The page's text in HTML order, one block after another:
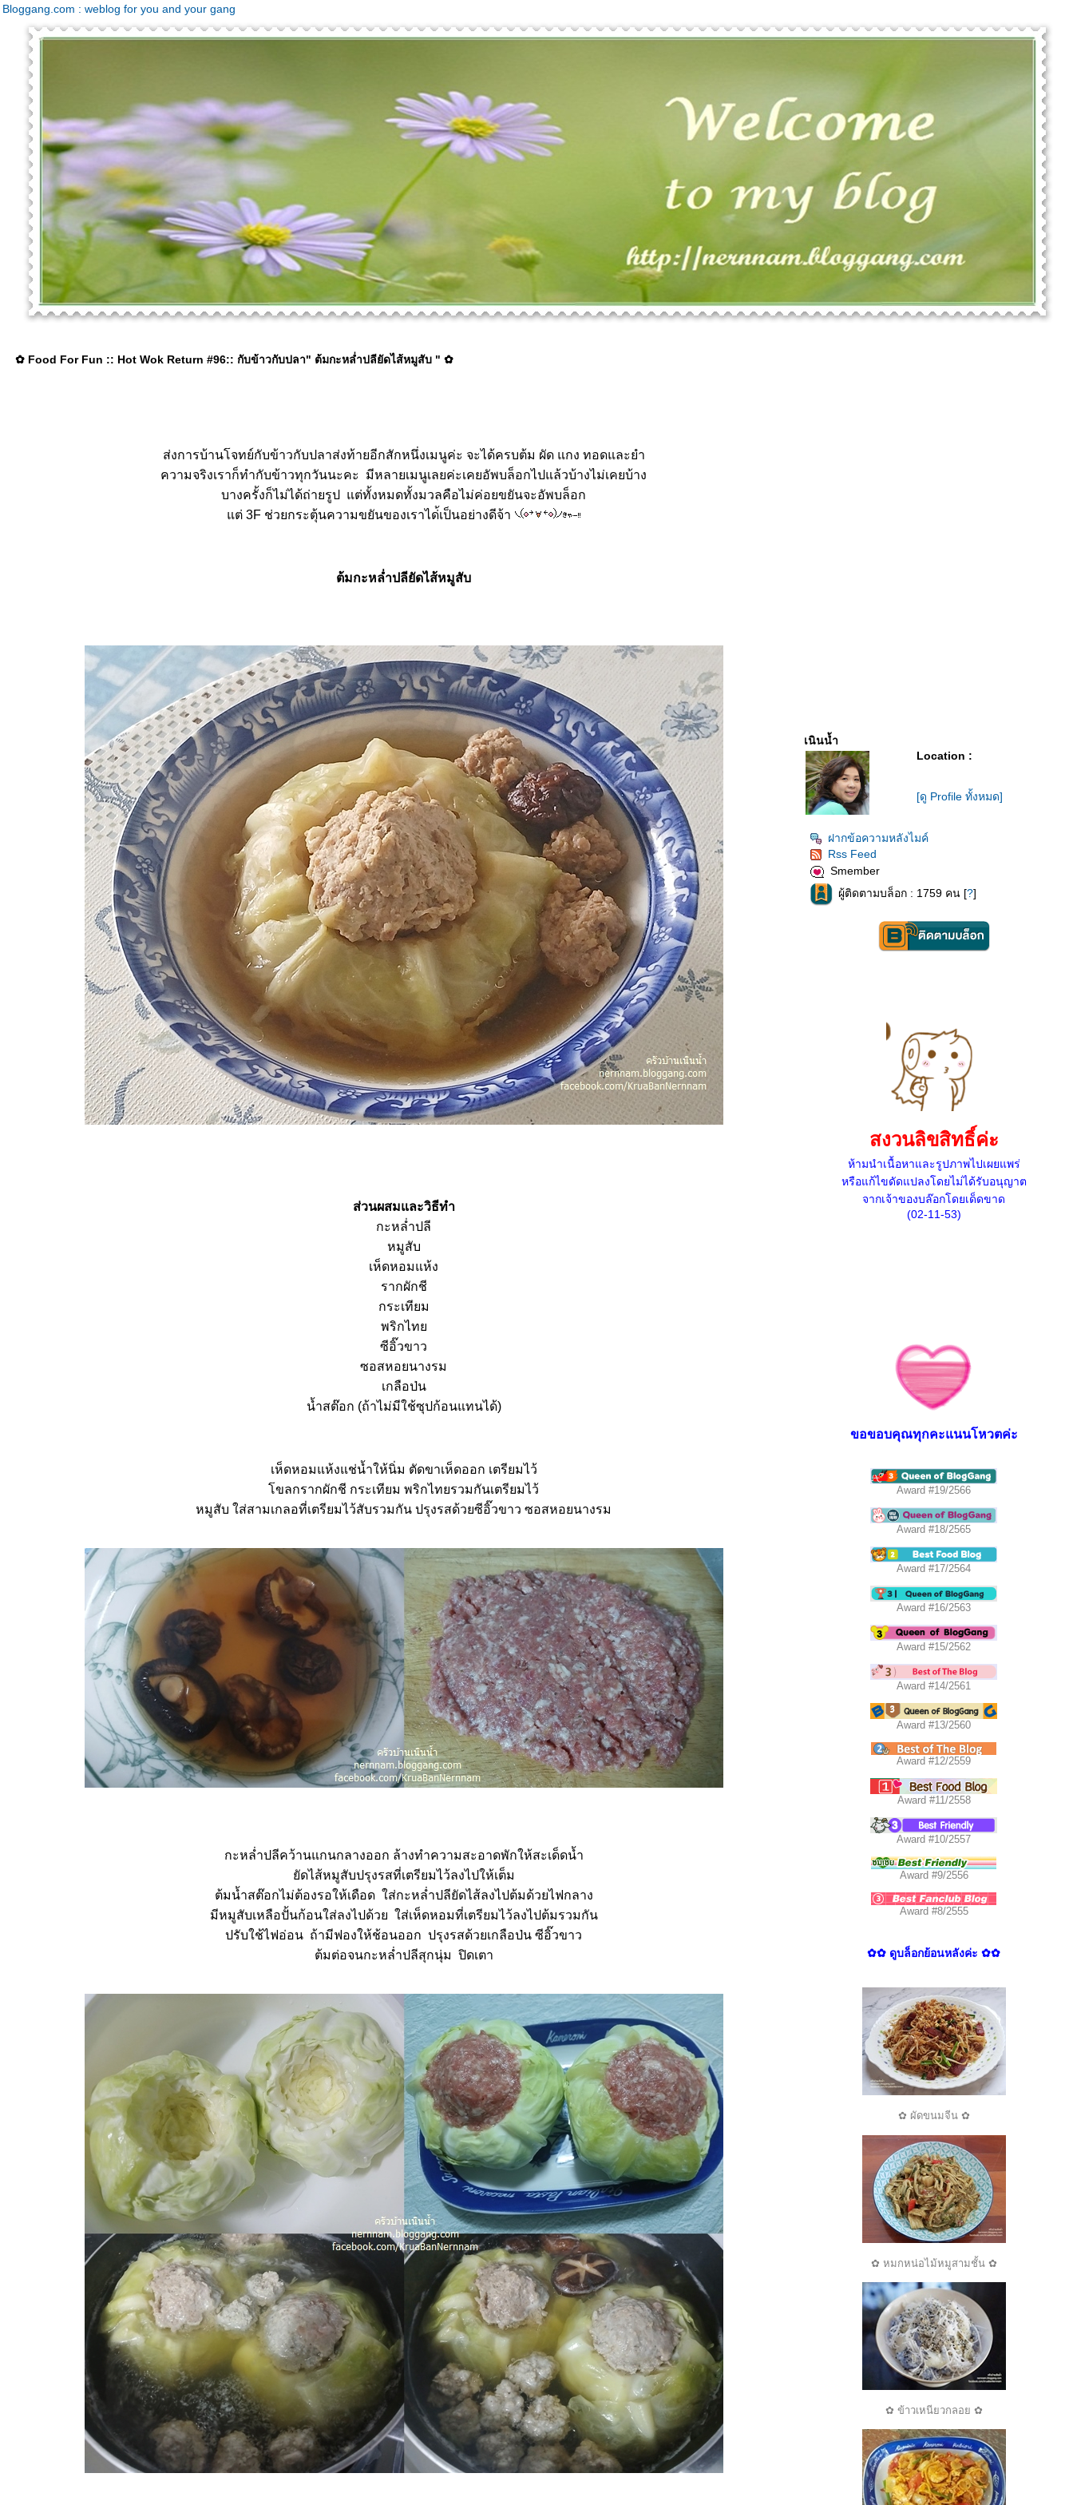
Bloggang.com : weblog for you and your gang
✿ Food For Fun :: Hot Wok Return #96:: กับข้าวกับปลา" ต้มกะหล่ำปลียัดไส้หมูสับ " ✿
ส่งการบ้านโจทย์กับข้าวกับปลาส่งท้ายอีกสักหนึ่งเมนูค่ะ จะได้ครบต้ม ผัด แกง ทอดและยำ
ความจริงเราก็ทำกับข้าวทุกวันนะคะ มีหลายเมนูเลยค่ะเคยอัพบล็อกไปแล้วบ้างไม่เคยบ้าง
บางครั้งก็ไม่ได้ถ่ายรูป แต่ทั้งหมดทั้งมวลคือไม่ค่อยขยันจะอัพบล็อก
ต่ 3F ช่วยกระตุ้นความขยันของเราได่้เป็นอย่างดีจ้า
ต้มกะหล่ำปลียัดไส้หมูสับ
ส่วนผสมและวิธีทำ
กะหล่ำปลี
หมูสับ
เห็ดหอมแห้ง
รากผักชี
กระเทียม
พริกไท
ซีอิ๊วขาว
ซอสหอยนางรม
เกลือป่น
น้ำสต๊อก (ถ้าไม่มีใช้ซุปก้อนแทนได้)
เห็ดหอมแห้งแช่น้ำให้นิ่ม ตัดขาเห็ดออก เตรียมไว้
ขลกรากผักชี กระเทียม พริกไทยรวมกันเตรียมไว้
หมูสับ ใส่สามเกลอที่เตรียมไว้สับรวมกัน ปรุงรสด้วยซีอิ๊วขาว ซอสหอยนางรม
กะหล่ำปลีคว้านแกนกลางออก ล้างทำความสะอาดพักให้สะเด็ดน้ำ
ัดไส้หมูสับปรุงรสที่เตรียมไว้ลงไปให้เต็ม
ต้มน้ำสต๊อกไม่ต้องรอให้เดือด ใส่กะหล่ำปลียัดไส้ลงไปต้มด้วยไฟกลาง
มีหมูสับเหลือปั้นก้อนใส่ลงไปด้วย ใส่เห็ดหอมที่เตรียมไว้ลงไปต้มรวมกัน
ปรับใช้ไฟอ่อน ถ้ามีฟองให้ช้อนออก ปรุงรสด้วยเกลือป่น ซีอิ๊วขาว
ต้มต่อจนกะหล่ำปลีสุกนุ่ม ปิดเตา
เนินน้ำ
Location :
[ดู Profile ทั้งหมด]
ฝากข้อความหลังไมค์
Rss Feed
Smember
ผู้ติดตามบล็อก : 1759 คน [?]
สงวนลิขสิทธิ์ค่ะ
ห้ามนำเนื้อหาและรูปภาพไปเผยแพร่
หรือแก้ไขดัดแปลงโดยไม่ได้รับอนุญาต
จากเจ้าของบล๊อกโดยเด็ดขาด
(02-11-53)
ขอขอบคุณทุกคะแนนโหวตค่ะ
Award #19/2566
Award #18/2565
Award #17/2564
Award #16/2563
Award #15/2562
Award #14/2561
Award #13/2560
Award #12/2559
Award #11/2558
Award #10/2557
Award #9/2556
Award #8/2555
✿✿ ดูบล็อกย้อนหลังค่ะ ✿✿
✿ ผัดขนมจีน ✿
✿ หมกหน่อไม้หมูสามชั้น ✿
✿ ข้าวเหนียวกลอย ✿